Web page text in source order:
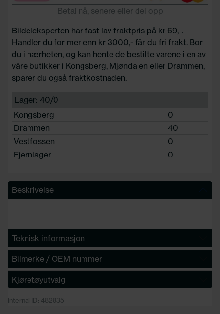
Betal nå, senere eller del opp
Bildeleksperten har fast lav fraktpris på kr 69,-.
Handler du for mer enn kr 3000,- får du fri frakt. Bor
du i nærheten, og kan hente de bestilte varene i en av
våre butikker i Kongsberg, Mjøndalen eller Drammen,
sparer du også fraktkostnaden.
Lager: 40/0
Kongsberg
0
Drammen
40
Vestfossen
0
Fjernlager
0
Beskrivelse
Teknisk informasjon
Bilmerke / OEM nummer
Kjøretøyutvalg
Internal ID: 482835